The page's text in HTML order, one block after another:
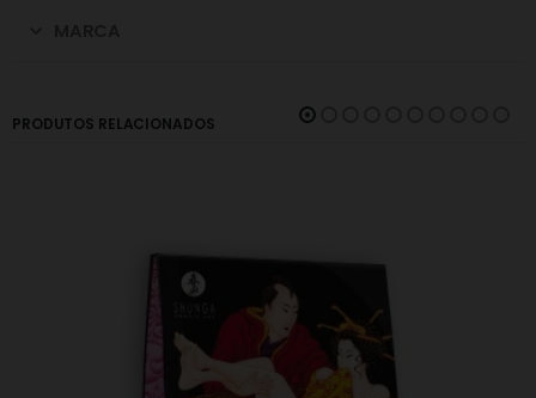
PRODUTOS RELACIONADOS